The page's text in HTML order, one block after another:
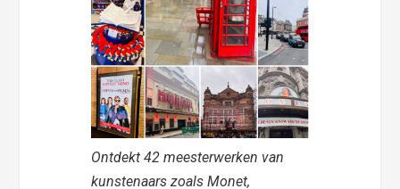
Ontdekt 42 meesterwerken van
kunstenaars zoals Monet,